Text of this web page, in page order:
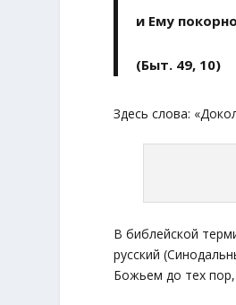
и Ему
(Быт. 49, 10)
Здесь слова:
В библейской
русский
Божьем до тех